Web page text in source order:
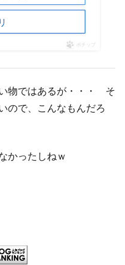
ポチップ
物ではあるが・・・ そ
ので、こんなもんだろ
かったしねｗ